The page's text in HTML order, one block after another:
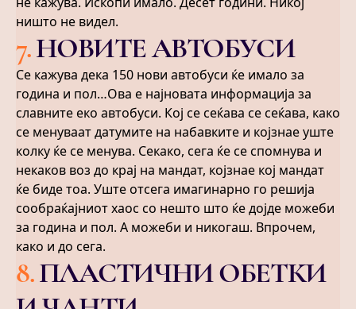
ништо не видел.
7.НОВИТЕ АВТОБУСИ
Се кажува дека 150 нови автобуси ќе имало за
година и пол…Ова е најновата информација за
славните еко автобуси. Кој се сеќава се сеќава, како
се менуваат датумите на набавките и којзнае уште
колку ќе се менува. Секако, сега ќе се спомнува и
некаков воз до крај на мандат, којзнае кој мандат
ќе биде тоа. Уште отсега имагинарно го решија
сообраќајниот хаос со нешто што ќе дојде можеби
за година и пол. А можеби и никогаш. Впрочем,
како и до сега.
8.ПЛАСТИЧНИ ОБЕТКИ